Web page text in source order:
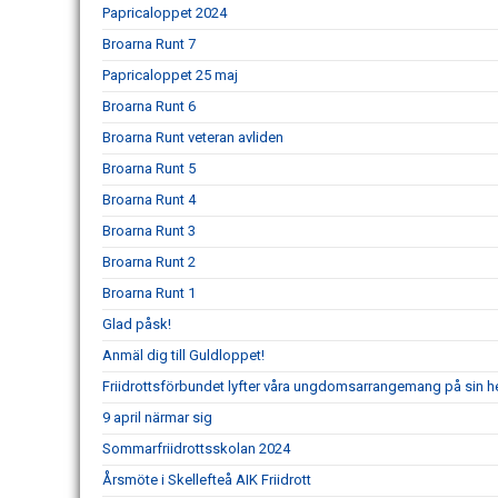
Papricaloppet 2024
Broarna Runt 7
Papricaloppet 25 maj
Broarna Runt 6
Broarna Runt veteran avliden
Broarna Runt 5
Broarna Runt 4
Broarna Runt 3
Broarna Runt 2
Broarna Runt 1
Glad påsk!
Anmäl dig till Guldloppet!
Friidrottsförbundet lyfter våra ungdomsarrangemang på sin
9 april närmar sig
Sommarfriidrottsskolan 2024
Årsmöte i Skellefteå AIK Friidrott